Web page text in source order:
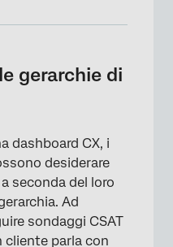
Dashboard
gerarchie di
dashboard CX, i
desiderare
seconda del loro
Ad
sondaggi CSAT
cliente parla con